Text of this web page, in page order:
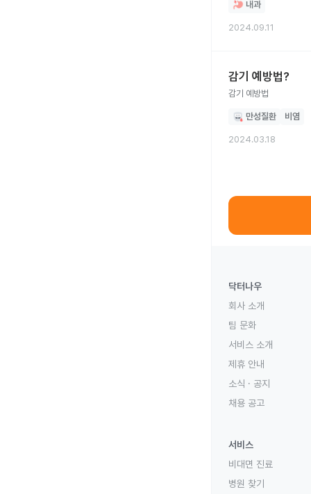
내과
2024.09.11
감기 예방법?
감기 예방법
만성질환 비염
2024.03.18
닥터나우
회사 소개
팀 문화
서비스 소개
제휴 안내
소식 · 공지
채용 공고
서비스
비대면 진료
병원 찾기